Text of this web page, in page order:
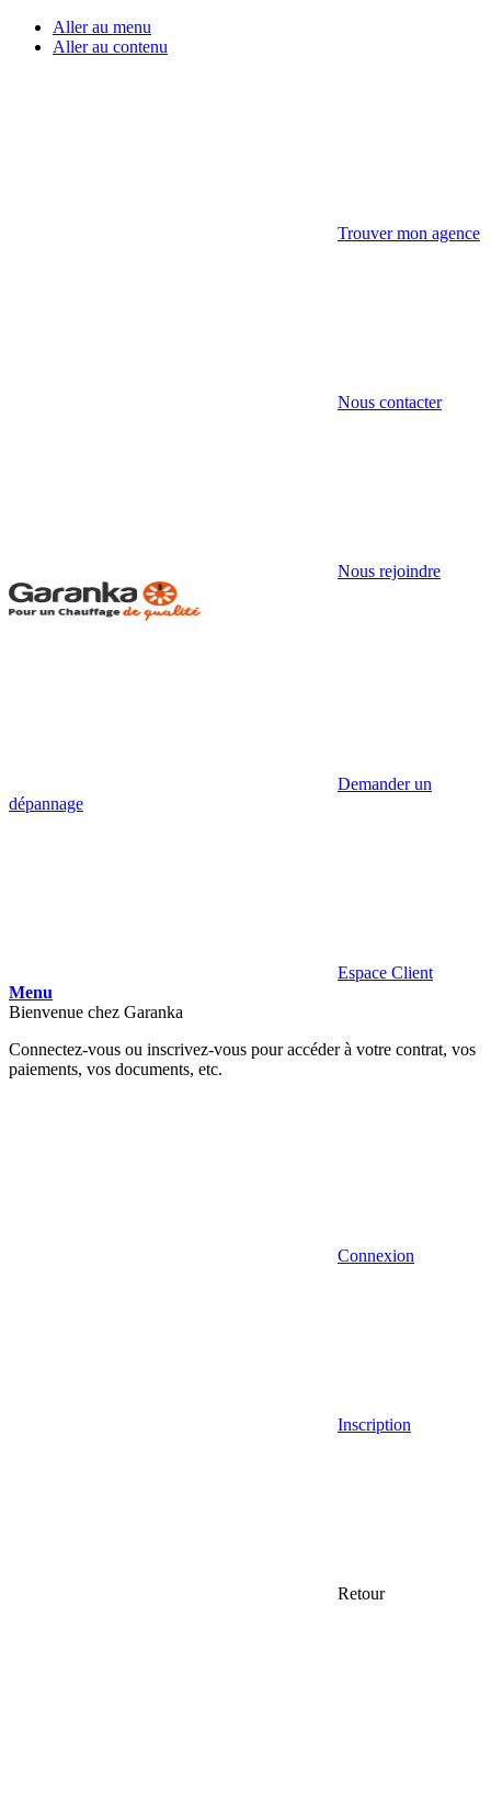
Aller au menu
Aller au contenu
Trouver mon agence
Nous contacter
Nous rejoindre
Demander un
dépannage
Espace Client
Menu
Bienvenue chez Garanka
Connectez-vous ou inscrivez-vous pour accéder à votre contrat, vos
paiements, vos documents, etc.
Connexion
Inscription
Retour